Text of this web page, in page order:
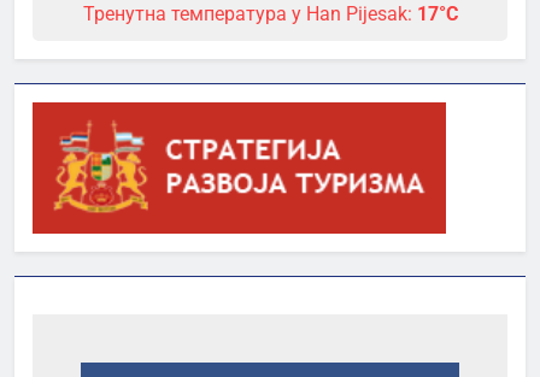
Тренутна температура у Han Pijesak: 17°C